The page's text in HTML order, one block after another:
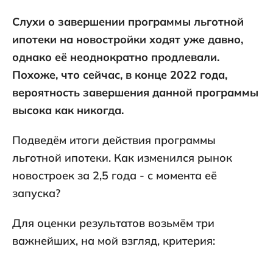
Слухи о завершении программы льготной
ипотеки на новостройки ходят уже давно,
однако её неоднократно продлевали.
Похоже, что сейчас, в конце 2022 года,
вероятность завершения данной программы
высока как никогда.
Подведём итоги действия программы
льготной ипотеки. Как изменился рынок
новостроек за 2,5 года - с момента её
запуска?
Для оценки результатов возьмём три
важнейших, на мой взгляд, критерия: